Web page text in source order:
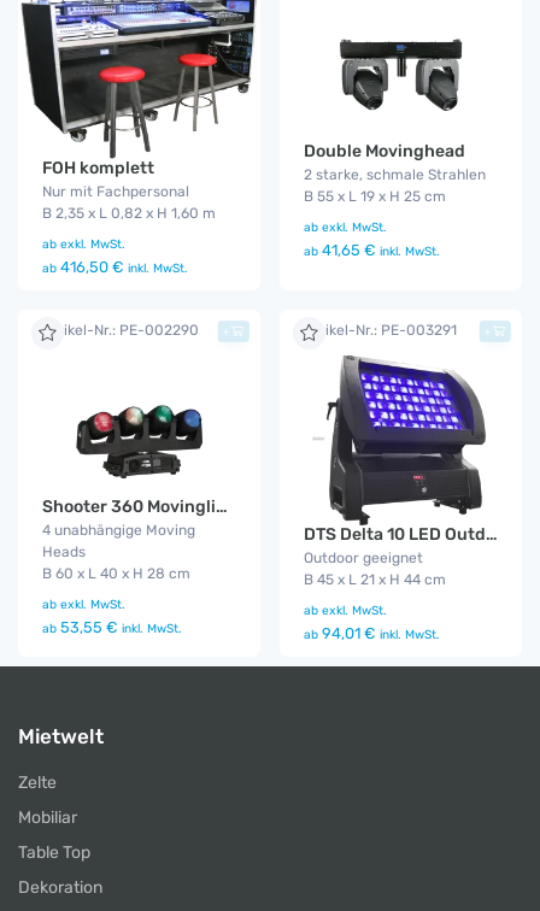
FOH komplett
Nur mit Fachpersonal
B 2,35 x L 0,82 x H 1,60 m
ab exkl. MwSt.
ab 416,50 € inkl. MwSt.
Double Movinghead
2 starke, schmale Strahlen
B 55 x L 19 x H 25 cm
ab exkl. MwSt.
ab 41,65 € inkl. MwSt.
Artikel-Nr.: PE-002290
Shooter 360 Movinglight
4 unabhängige Moving
Heads
B 60 x L 40 x H 28 cm
ab exkl. MwSt.
ab 53,55 € inkl. MwSt.
+ Artikel-Nr.: PE-003291
DTS Delta 10 LED Outdoor Funk
Outdoor geeignet
B 45 x L 21 x H 44 cm
ab exkl. MwSt.
ab 94,01 € inkl. MwSt.
+
Mietwelt
Zelte
Mobiliar
Table Top
Dekoration